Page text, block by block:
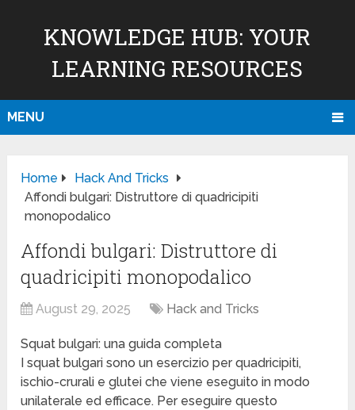
KNOWLEDGE HUB: YOUR
LEARNING RESOURCES
MENU
Home
Hack And Tricks
Affondi bulgari: Distruttore di quadricipiti
monopodalico
Affondi bulgari: Distruttore di
quadricipiti monopodalico
August 29, 2025 Hack and Tricks
Squat bulgari: una guida completa
I squat bulgari sono un esercizio per quadricipiti,
ischio-crurali e glutei che viene eseguito in modo
unilaterale ed efficace. Per eseguire questo